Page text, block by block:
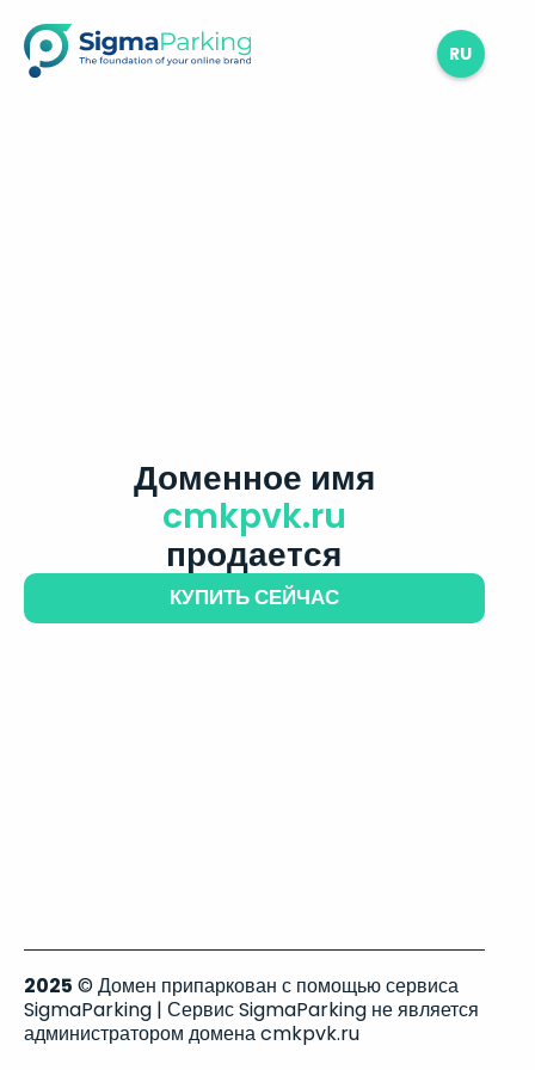
RU
Доменное имя
cmkpvk.ru
продается
КУПИТЬ СЕЙЧАС
2025 © Домен припаркован с помощью сервиса
SigmaParking | Сервис SigmaParking не является
администратором домена cmkpvk.ru